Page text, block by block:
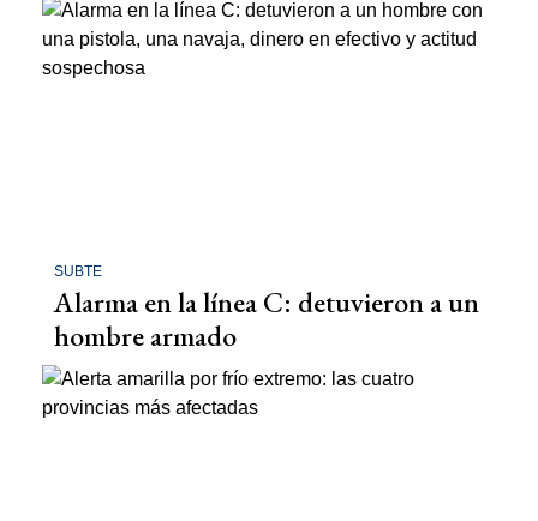
SUBTE
Alarma en la línea C: detuvieron a un
hombre armado